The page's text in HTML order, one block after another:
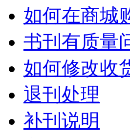
如何在商城
书刊有质量
如何修改收
退刊处理
补刊说明